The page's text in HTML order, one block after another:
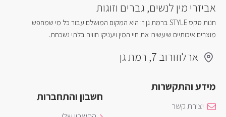
אביזרי מין לנשים, גברים וזוגות
חנות סקס STYLE ברמת גן זו היא המקום המושלם עבור כל מי שמחפש
מוצרים איכותיים שיעשירו את חיי המין ויעניקו חוויה בלתי נשכחת.
ארלוזורוב 7, רמת גן
מידע והתקשרות
יצירת קשר
חשבון והתחברות